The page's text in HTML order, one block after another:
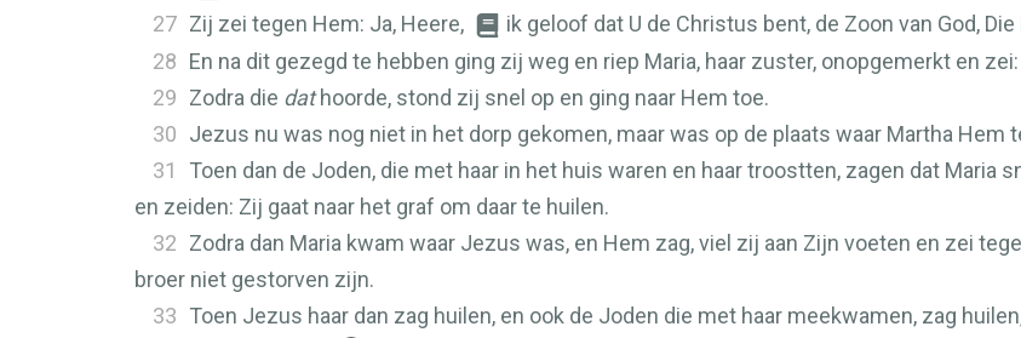
27 Zij zei tegen Hem: Ja, Heere,
ik geloof dat U de Christus bent, de Zoon van God,
28 En na dit gezegd te hebben ging zij weg en riep Maria, haar zuster, onopgemerkt en
29 Zodra die dathoorde, stond zij snel op en ging naar Hem toe.
30 Jezus nu was nog niet in het dorp gekomen, maar was op de plaats waar Martha Hem
31
Toen dan de Joden, die met haar in het huis waren en haar troostten, zagen dat Maria
en zeiden: Zij gaat naar het graf om daar te huilen.
32 Zodra dan Maria kwam waar Jezus was, en Hem zag, viel zij aan Zijn voeten en zei
broer niet gestorven zijn.
33 Toen Jezus haar dan zag huilen, en ook de Joden die met haar meekwamen, zag